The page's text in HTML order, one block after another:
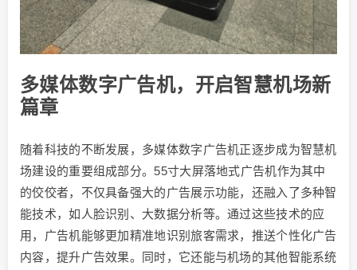
多媒体数字广告机，开启智慧机场新
篇章
随着科技的不断发展，多媒体数字广告机正逐步成为智慧机
场建设的重要组成部分。55寸大屏落地式广告机作为其中
的佼佼者，不仅具备强大的广告展示功能，还融入了多种智
能技术，如人脸识别、大数据分析等。通过这些技术的应
用，广告机能够更加精准地识别旅客需求，推送个性化广告
内容，提升广告效果。同时，它还能与机场的其他智能系统